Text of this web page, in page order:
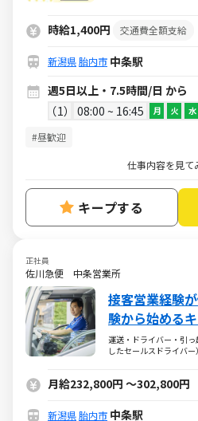
時給1,400円 交通費全額支給
新潟県胎内市 中条駅
週5日以上・7.5時間/日 から
1
08:00 ~ 16:45 月 火 水
#昼歓迎
仕事内容を見て
キープする
正社員
佐川急便 中条営業所
接客営業経験
験から始める
477万円以上も
運送・ドライバー・引
したセールスドライバー）
月給232,800円 ～302,800円
新潟県胎内市 中条駅